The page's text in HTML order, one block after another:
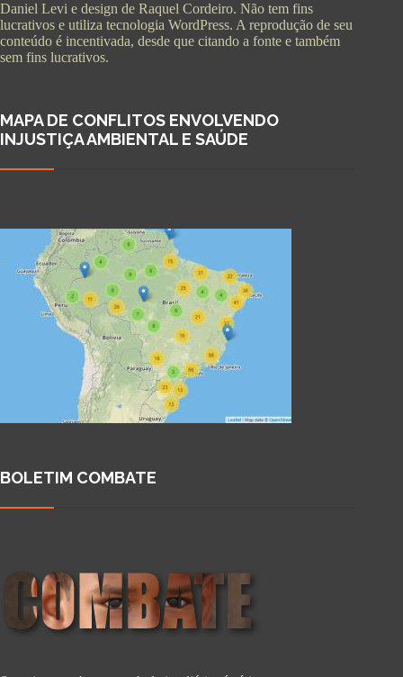
Daniel Levi e design de Raquel Cordeiro. Não tem fins
lucrativos e utiliza tecnologia WordPress. A reprodução de seu
conteúdo é incentivada, desde que citando a fonte e também
sem fins lucrativos.
MAPA DE CONFLITOS ENVOLVENDO
INJUSTIÇA AMBIENTAL E SAÚDE
BOLETIM COMBATE